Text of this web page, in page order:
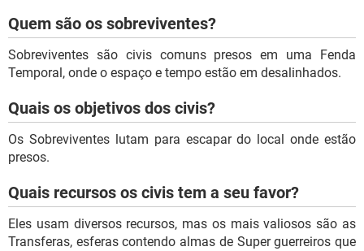
Quem são os sobreviventes?
Sobreviventes são civis comuns presos em uma Fenda
Temporal, onde o espaço e tempo estão em desalinhados.
Quais os objetivos dos civis?
Os Sobreviventes lutam para escapar do local onde estão
presos.
Quais recursos os civis tem a seu favor?
Eles usam diversos recursos, mas os mais valiosos são as
Transferas, esferas contendo almas de Super guerreiros que